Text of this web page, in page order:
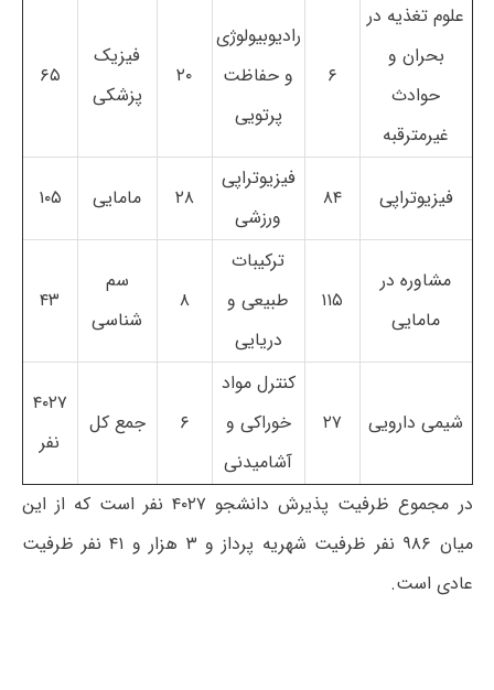
علوم تغذیه در
بحران و
حوادث
غیرمترقبه
۶
رادیوبیولوژی
و حفاظت
پرتویی
۲۰
فیزیک
پزشکی
۶۵
فیزیوتراپی ۸۴
فیزیوتراپی
ورزشی
۲۸ مامایی ۱۰۵
مشاوره در
مامایی
۱۱۵
ترکیبات
طبیعی و
دریایی
۸
سم
شناسی
۴۳
شیمی دارویی ۲۷
کنترل مواد
خوراکی و
آشامیدنی
۶ جمع کل
۴۰۲۷
نفر
در مجموع ظرفیت پذیرش دانشجو ۴۰۲۷ نفر است که از این
میان ۹۸۶ نفر ظرفیت شهریه پرداز و ۳ هزار و ۴۱ نفر ظرفیت
عادی است.